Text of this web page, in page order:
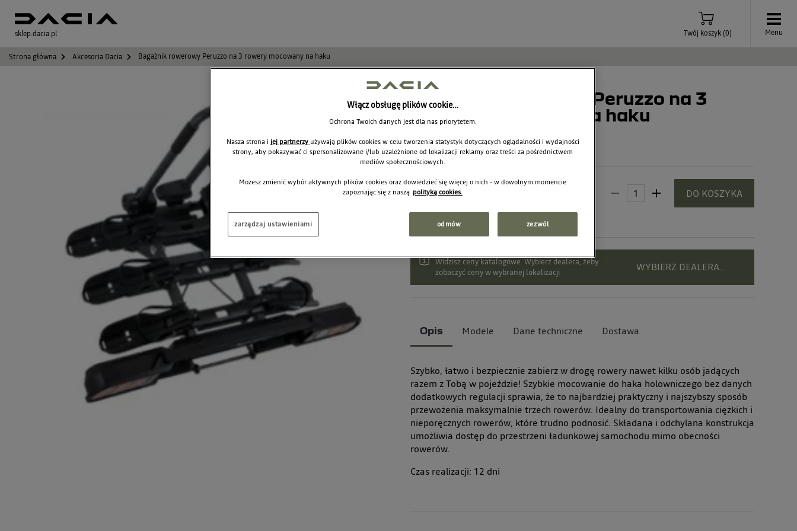
sklep.dacia.pl Twój koszyk (0) Menu
Strona główna Akcesoria Dacia Bagażnik rowerowy Peruzzo na 3 rowery mocowany na haku
Bagażnik rowerowy Peruzzo na 3
rowery mocowany na haku
7711949995
Cena rekomendowana: DO KOSZYKA
Widzisz ceny katalogowe. Wybierz dealera, żeby
zobaczyć ceny w wybranej lokalizacji
WYBIERZ DEALERA...
Opis Modele Dane techniczne Dostawa
Szybko, łatwo i bezpiecznie zabierz w drogę rowery nawet kilku osób jadących
razem z Tobą w pojeździe! Szybkie mocowanie do haka holowniczego bez danych
dodatkowych regulacji sprawia, że to najbardziej praktyczny i najszybszy sposób
przewożenia maksymalnie trzech rowerów. Idealny do transportowania ciężkich i
nieporęcznych rowerów, które trudno podnosić. Składana i odchylana konstrukcja
umożliwia dostęp do przestrzeni ładunkowej samochodu mimo obecności
rowerów.
Czas realizacji: 12 dni
Włącz obsługę plików cookie…
Ochrona Twoich danych jest dla nas priorytetem.
Nasza strona i jej partnerzy używają plików cookies w celu tworzenia statystyk dotyczących oglądalności i wydajności
strony, aby pokazywać ci spersonalizowane i/lub uzależnione od lokalizacji reklamy oraz treści za pośrednictwem
mediów społecznościowych.
Możesz zmienić wybór aktywnych plików cookies oraz dowiedzieć się więcej o nich - w dowolnym momencie
zapoznając się z naszą polityką cookies.
zarządzaj ustawieniami odmów zezwól